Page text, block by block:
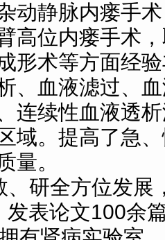
动静脉内瘘手
高位内瘘手术
形术等方面经
、血液滤过、
连续性血液透
域。提高了急
量。
、研全方位发展
发表论文100余